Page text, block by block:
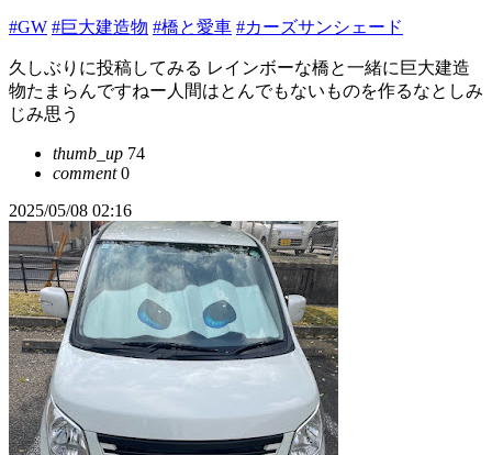
#GW #巨大建造物 #橋と愛車 #カーズサンシェード
久しぶりに投稿してみる レインボーな橋と一緒に巨大建造
物たまらんですねー人間はとんでもないものを作るなとしみ
じみ思う
thumb_up 74
comment0
2025/05/08 02:16